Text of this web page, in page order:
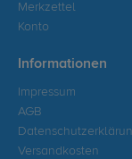
Merkzettel
Konto
Informationen
Impressum
AGB
Versandkosten